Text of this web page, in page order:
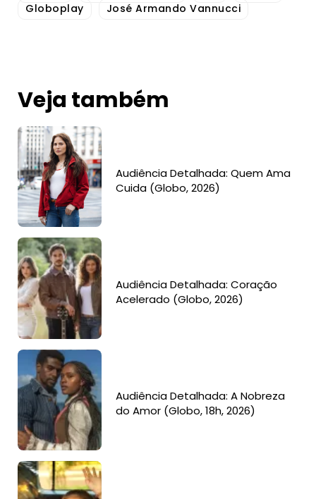
Globoplay
José Armando Vannucci
Veja também
Audiência Detalhada: Quem Ama
Cuida (Globo, 2026)
Audiência Detalhada: Coração
Acelerado (Globo, 2026)
Audiência Detalhada: A Nobreza
do Amor (Globo, 18h, 2026)